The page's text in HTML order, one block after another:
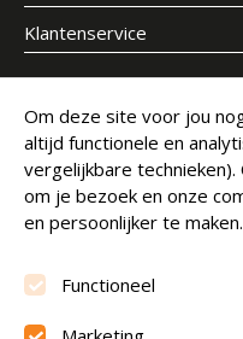
Klantenservice
Meld je aan voor onze
E-mailadres
Om deze site voor jou
altijd functionele en
vergelijkbare
om je bezoek en onze
en persoonlijker te maken.
Functioneel